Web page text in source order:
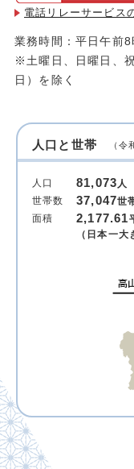
電話リレーサービス
業務時間：平日午前
※土曜日、日曜日、
日）を除く
人口と世帯 （令
人口 81,073人
世帯数
37,047世
面積
2,177.61
（日本一大